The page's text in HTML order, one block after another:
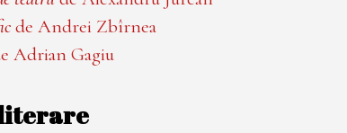
de Andrei Zbîrnea
Adrian Gagiu